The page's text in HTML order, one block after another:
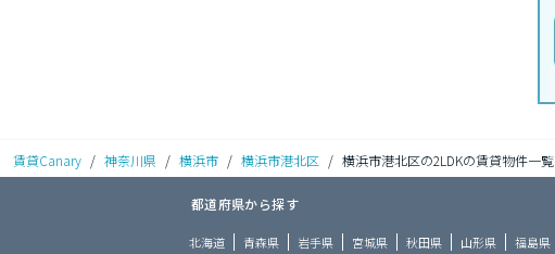
賃貸Canary / 神奈川県 / 横浜市 / 横浜市港北区 / 横浜市港北区の2LDKの賃貸物件一覧
都道府県から探す
北海道 青森県 岩手県 宮城県 秋田県 山形県 福島県